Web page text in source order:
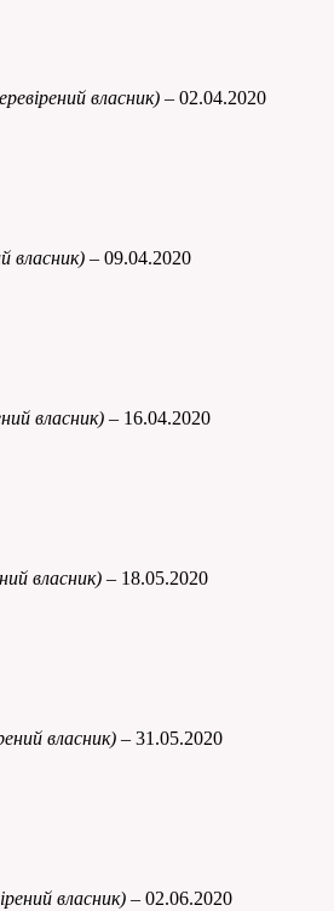
власник) – 02.04.2020
власник) – 09.04.2020
власник) – 16.04.2020
власник) – 18.05.2020
власник) – 31.05.2020
власник) – 02.06.2020